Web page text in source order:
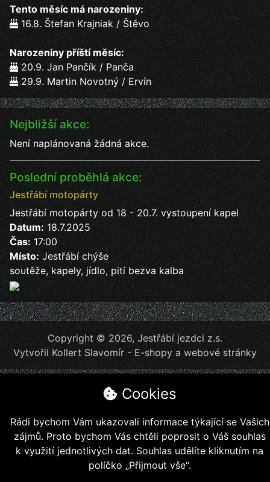
Tento měsíc má narozeniny:
16.8. Štefan Krajniak / Štěvo
Narozeniny příští měsíc:
20.9. Jan Pančík / Panča
29.9. Martin Novotný / Ervín
Nejbližší akce:
Není naplánovaná žádná akce.
Poslední proběhlá akce:
Jestřábí motopárty
Jestřábí motopárty od 18 - 20.7. vystoupení kapel
Datum: 18.7.2025
Čas: 17:00
Místo: Jestřábí chýše
soutěže, kapely, jídlo, pití bezva kalba
Copyright © 2026, Jestřábí jezdci z.s.
VytvořilKollert Slavomír - E-shopy a webové stránky
Cookies
Rádi bychom Vám ukazovali informace týkající se Vašich
zájmů. Proto bychom Vás chtěli poprosit o Váš souhlas
k využití jednotlivých dat. Souhlas udělíte kliknutím na
políčko „Přijmout vše“.